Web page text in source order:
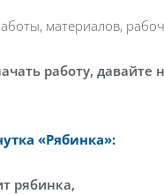
материалов,
работу, давайте
«Рябинка»:
рябинка,